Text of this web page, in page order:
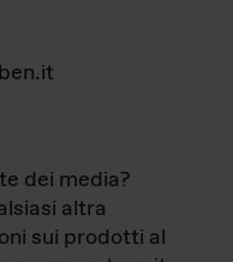
dei media?
altra
sui prodotti al